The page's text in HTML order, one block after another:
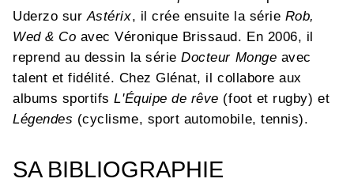
Uderzo surAstérix, il crée ensuite la série Rob,
Wed & Co avec Véronique Brissaud. En 2006, il
reprend au dessin la série Docteur Monge avec
talent et fidélité. Chez Glénat, il collabore aux
albums sportifsL'Équipe de rêve (foot et rugby) et
Légendes (cyclisme, sport automobile, tennis).
SA BIBLIOGRAPHIE